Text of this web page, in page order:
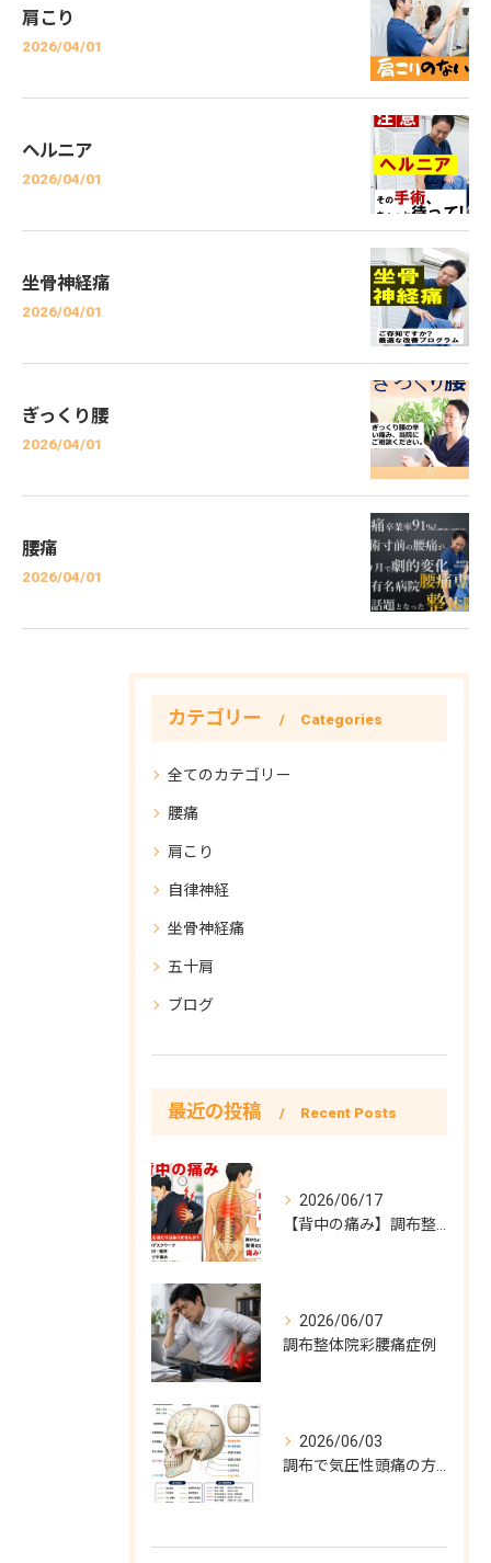
肩こり
2026/04/01
ヘルニア
2026/04/01
坐骨神経痛
2026/04/01
ぎっくり腰
2026/04/01
腰痛
2026/04/01
カテゴリー Categories
全てのカテゴリー
腰痛
肩こり
自律神経
坐骨神経痛
五十肩
ブログ
最近の投稿 Recent Posts
2026/06/17
2026/06/07
調布整体院彩腰痛症例
2026/06/03